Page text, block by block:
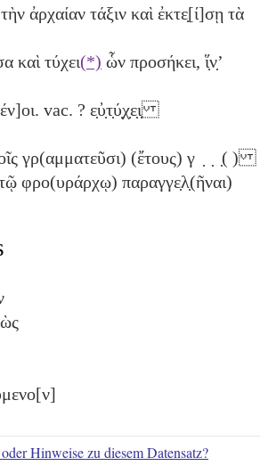
ἀρχαίαν τάξιν καὶ ἐκτε̣[ί]σῃ τὰ
καὶ τύχει(*) ὧν προσήκει, ἵ̣ν̣ʼ
vac. ? ε̣ὐ̣τ̣ύ̣χ̣ε̣ι̣
γρ(αμματεῦσι) (ἔτους) γ ̣ ̣ ̣( )
φρο(υράρχῳ) παραγγε̣λ̣(ῆναι)
Hinweise zu diesem Datensatz?